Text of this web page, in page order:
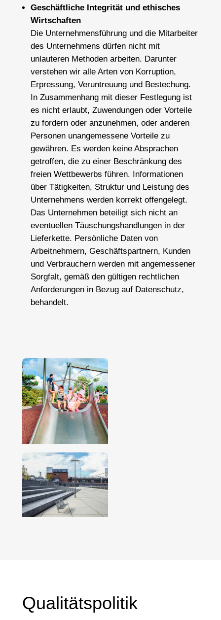
Geschäftliche Integrität und ethisches
Wirtschaften
Die Unternehmensführung und die Mitarbeiter
des Unternehmens dürfen nicht mit
unlauteren Methoden arbeiten. Darunter
verstehen wir alle Arten von Korruption,
Erpressung, Veruntreuung und Bestechung.
In Zusammenhang mit dieser Festlegung ist
es nicht erlaubt, Zuwendungen oder Vorteile
zu fordern oder anzunehmen, oder anderen
Personen unangemessene Vorteile zu
gewähren. Es werden keine Absprachen
getroffen, die zu einer Beschränkung des
freien Wettbewerbs führen. Informationen
über Tätigkeiten, Struktur und Leistung des
Unternehmens werden korrekt offengelegt.
Das Unternehmen beteiligt sich nicht an
eventuellen Täuschungshandlungen in der
Lieferkette. Persönliche Daten von
Arbeitnehmern, Geschäftspartnern, Kunden
und Verbrauchern werden mit angemessener
Sorgfalt, gemäß den gültigen rechtlichen
Anforderungen in Bezug auf Datenschutz,
behandelt.
Qualitätspolitik